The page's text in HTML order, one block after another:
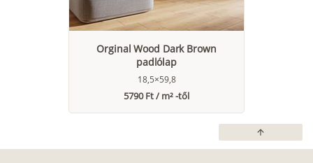
Orginal Wood Dark Brown
padlólap
18,5×59,8
5790 Ft / m² -től
arrow_upward